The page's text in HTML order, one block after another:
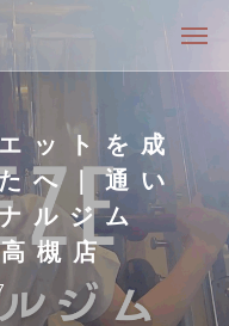
ットを成
へ｜通い
ルジム
槻店